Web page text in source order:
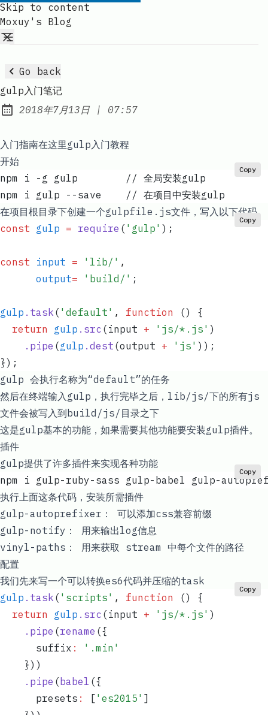
Skip to content
Moxuy's Blog
Go back
gulp入门笔记
Published:
2018年7月13日 | at
07:57
入门指南在这里gulp入门教程
开始
npm i -g gulp        // 全局安装gulp
npm i gulp --save    // 在项目中安装gulp
Copy
在项目根目录下创建一个gulpfile.js文件，写入以下代码
const gulp = require ( ' gulp ' );
const input = ' lib/ ' ,
      output
= ' build/ ' ;
gulp . task ( ' default ' , function ()
{
  return
gulp . src (input + ' js/*.js ' )
    .
pipe (gulp . dest (output + ' js ' ));
});
Copy
gulp 会执行名称为“default”的任务
然后在终端输入gulp，执行完毕之后，lib/js/下的所有js
文件会被写入到build/js/目录之下
这是gulp基本的功能，如果需要其他功能要安装gulp插件。
插件
gulp提供了许多插件来实现各种功能
npm i gulp-ruby-sass gulp-babel gulp-
Copy
执行上面这条代码，安装所需插件
gulp-autoprefixer： 可以添加css兼容前缀
gulp-notify： 用来输出log信息
vinyl-paths： 用来获取 stream 中每个文件的路径
配置
我们先来写一个可以转换es6代码并压缩的task
gulp . task ( ' scripts ' , function ()
{
  return
gulp . src (input + ' js/*.js ' )
    .
pipe (rename ({
      suffix
: ' .min '
    }))
    .
pipe (babel ({
      presets
: [ ' es2015 ' ]
Copy